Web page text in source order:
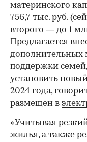
материнского
756,7 тыс. руб.
второго — до 1
Предлагается
дополнительных
поддержки
установить
2024 года,
размещен в
«Учитывая
жилья, а также